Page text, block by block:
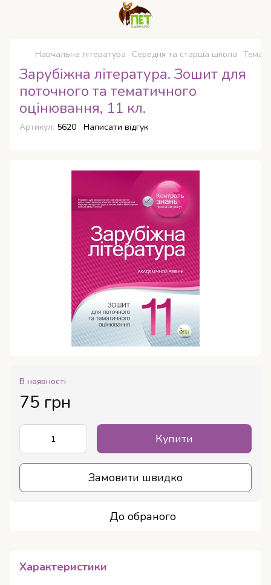
Навчальна література Середня та старша школа
Зарубіжна література. Зошит для
поточного та тематичного
оцінювання, 11 кл.
Артикул: 5620 Написати відгук
В наявності
75 грн
Купити
Замовити швидко
До обраного
Характеристики